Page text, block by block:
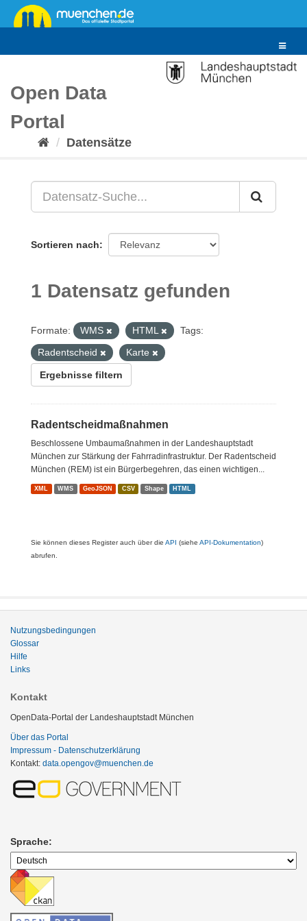
Überspringen
zum
Toggle
Open Data
Portal
Datensätze
Sortieren nach
1 Datensatz gefunden
Formate: WMS HTML
Tags:
Radentscheid
Karte
Ergebnisse filtern
Radentscheidmaßnahmen
Beschlossene Umbaumaßnahmen in der Landeshauptstadt
München zur Stärkung der Fahrradinfrastruktur. Der Radentscheid
München (REM) ist ein Bürgerbegehren, das einen wichtigen...
XML WMS GeoJSON CSV Shape HTML
Sie können dieses Register auch über die API (siehe API-Dokumentation)
abrufen.
Nutzungsbedingungen
Glossar
Hilfe
Links
Kontakt
OpenData-Portal der Landeshauptstadt München
Über das Portal
Impressum - Datenschutzerklärung
Kontakt: data.opengov@muenchen.de
Sprache